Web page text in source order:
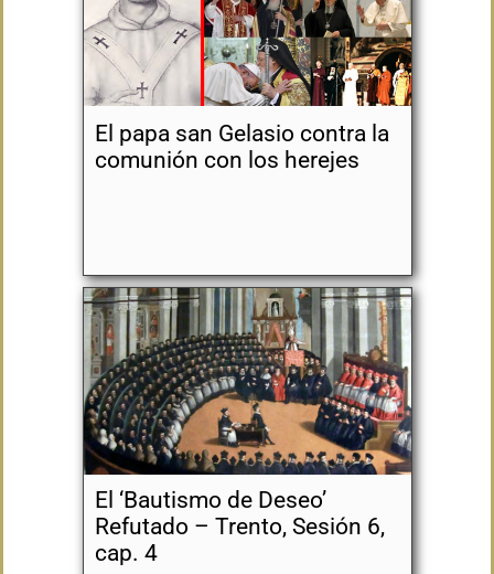
El papa san Gelasio contra la
comunión con los herejes
El ‘Bautismo de Deseo’
Refutado – Trento, Sesión 6,
cap. 4